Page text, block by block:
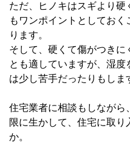
ただ、ヒノキはスギより硬
もワンポイントとしてお
ります。
そして、硬くて傷がつきに
とも適していますが、湿
は少し苦手だったりもしま
住宅業者に相談もしながら
限に生かして、住宅に取り
か。